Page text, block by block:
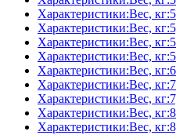
Характеристики:Вес,
Характеристики:Вес,
Характеристики:Вес,
Характеристики:Вес,
Характеристики:Вес,
Характеристики:Вес,
Характеристики:Вес,
Характеристики:Вес,
Характеристики:Вес,